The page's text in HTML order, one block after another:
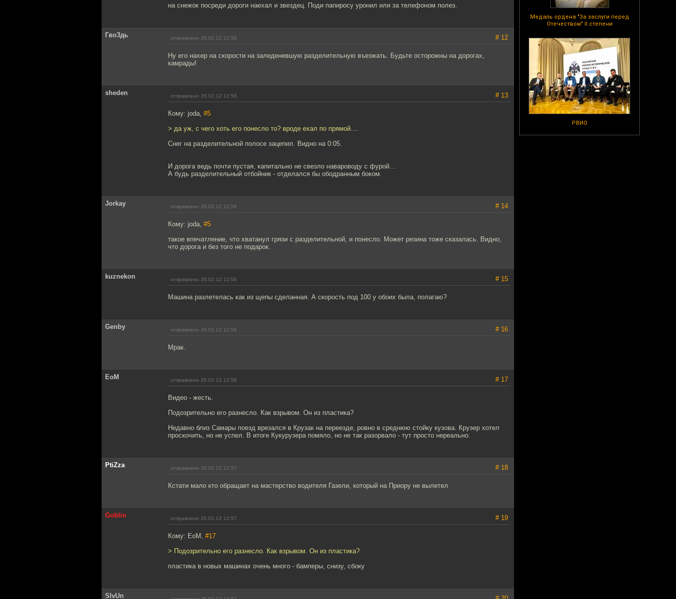
Медаль ордена "За заслуги перед
Отечеством" II степени
РВИО
на снежок посреди дороги наехал и звездец. Поди папиросу уронил или за телефоном полез.
Гво3дь отправлено 26.02.12 12:56 # 12
Ну его нахер на скорости на заледеневшую разделительную въезжать. Будьте осторожны на дорогах,
камрады!
sheden отправлено 26.02.12 12:56 # 13
Кому: joda, #5
> да уж, с чего хоть его понесло то? вроде ехал по прямой....
Снег на разделительной полосе зацепил. Видно на 0:05.
И дорога ведь почти пустая, капитально не свезло навароводу с фурой...
А будь разделительный отбойник - отделался бы ободранным боком.
Jorkay отправлено 26.02.12 12:56 # 14
Кому: joda, #5
такое впечатление, что хватанул грязи с разделительной, и понесло. Может резина тоже сказалась. Видно,
что дорога и без того не подарок.
kuznekon отправлено 26.02.12 12:56 # 15
Машина разлетелась как из щепы сделанная. А скорость под 100 у обоих была, полагаю?
Genby отправлено 26.02.12 12:56 # 16
Мрак.
EoM отправлено 26.02.12 12:56 # 17
Видео - жесть.
Подозрительно его разнесло. Как взрывом. Он из пластика?
Недавно близ Самары поезд врезался в Крузак на переезде, ровно в среднюю стойку кузова. Крузер хотел
проскочить, но не успел. В итоге Кукурузера помяло, но не так разорвало - тут просто нереально.
PtiZza отправлено 26.02.12 12:57 # 18
Кстати мало кто обращает на мастерство водителя Газели, который на Приору не вылетел
Goblin отправлено 26.02.12 12:57 # 19
Кому: EoM, #17
> Подозрительно его разнесло. Как взрывом. Он из пластика?
пластика в новых машинах очень много - бамперы, снизу, сбоку
SlvUn